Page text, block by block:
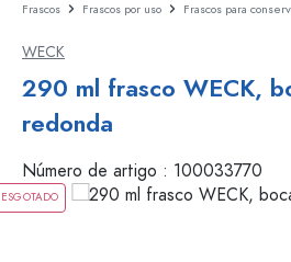
Frascos Frascos por uso Frascos para
WECK
290 ml frasco WECK,
redonda
Número de artigo : 100033770
ESGOTADO